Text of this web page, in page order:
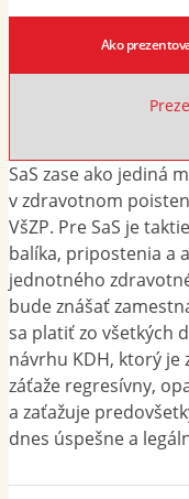
Ako
SaS zase ako jediná
v zdravotnom
VšZP. Pre SaS je
balíka, pripostenia a
jednotného
bude znášať
sa platiť zo všetkých
návrhu KDH, ktorý je
záťaže regresívny,
a zaťažuje
dnes úspešne a